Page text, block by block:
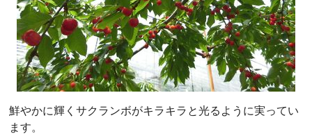
鮮やかに輝くサクランボがキラキラと光るように実ってい
ます。